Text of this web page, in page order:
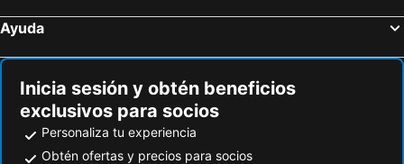
Ayuda
Inicia sesión y obtén beneficios
exclusivos para socios
Personaliza tu experiencia
Obtén ofertas y precios para socios